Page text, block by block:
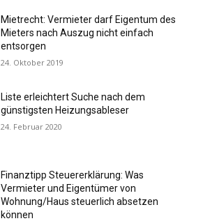
Mietrecht: Vermieter darf Eigentum des
Mieters nach Auszug nicht einfach
entsorgen
24. Oktober 2019
Liste erleichtert Suche nach dem
günstigsten Heizungsableser
24. Februar 2020
Finanztipp Steuererklärung: Was
Vermieter und Eigentümer von
Wohnung/Haus steuerlich absetzen
können